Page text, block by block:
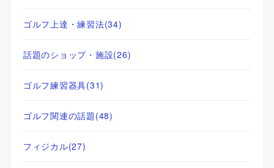
ゴルフ上達・練習法(34)
話題のショップ・施設(26)
ゴルフ練習器具(31)
ゴルフ関連の話題(48)
フィジカル(27)